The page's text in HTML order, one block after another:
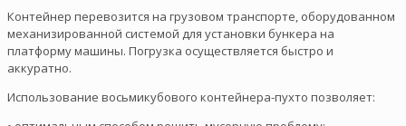
Контейнер перевозится на грузовом транспорте, оборудованном
механизированной системой для установки бункера на
платформу машины. Погрузка осуществляется быстро и
аккуратно.
Использование восьмикубового контейнера-пухто позволяет: